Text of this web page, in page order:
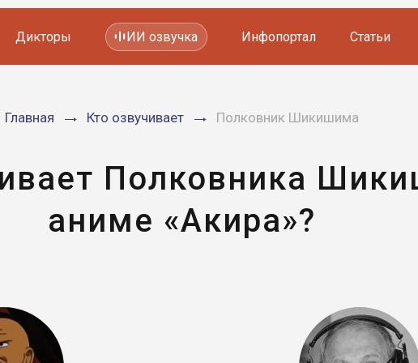
Мультфильмов
Дикторы ИИ озвучка Инфопортал Статьи
Главная Кто озвучивает Полковник Шикишима
Полковника
аниме «Акира»?